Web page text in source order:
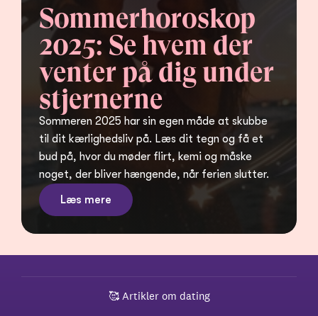
Sommerhoroskop
2025: Se hvem der
venter på dig under
stjernerne
Sommeren 2025 har sin egen måde at skubbe
til dit kærlighedsliv på. Læs dit tegn og få et
bud på, hvor du møder flirt, kemi og måske
noget, der bliver hængende, når ferien slutter.
Læs mere
🥰 Artikler om dating